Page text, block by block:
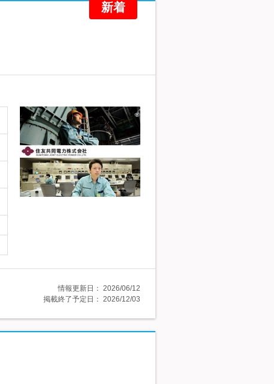
新着
情報更新日： 2026/06/12
掲載終了予定日： 2026/12/03